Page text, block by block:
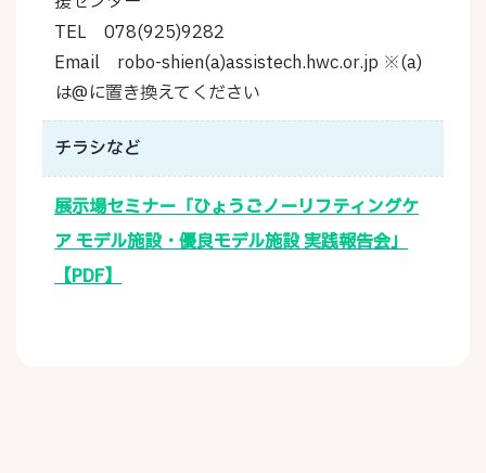
TEL 078(925)9282
Email robo-shien(a)assistech.hwc.or.jp ※(a)
は@に置き換えてください
チラシなど
展示場セミナー「ひょうごノーリフティングケ
ア モデル施設・優良モデル施設 実践報告会」
【PDF】